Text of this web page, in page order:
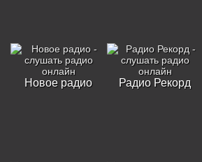
Новое радио Радио Рекорд